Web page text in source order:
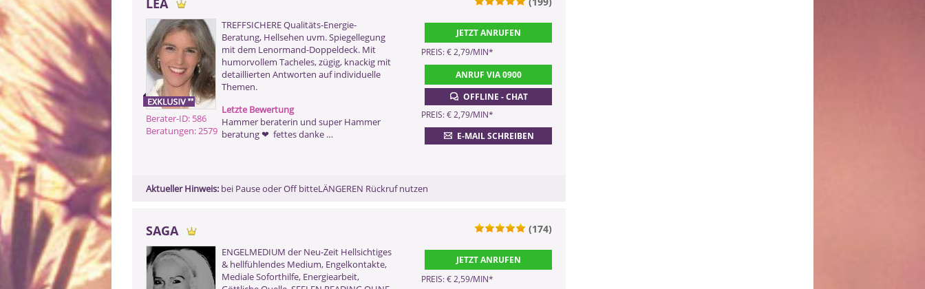
LEA
Berater-ID: 586
Beratungen: 2579
JETZT ANRUFEN
PREIS: € 2,79/MIN*
ANRUF VIA 0900
OFFLINE - CHAT
PREIS: € 2,79/MIN*
E-MAIL SCHREIBEN
0900 899 44 55 - 586
(2,99 €/Min)
0900 52 82 58 - 586
(2,17 €/Min ggf. abweichend aus dem
0901 52 82 58
(Dieser Anruf kostet Sie 2,50
CHF pro Minute)
ZURÜCK
TREFFSICHERE Qualitäts-Energie-
Beratung, Hellsehen uvm. Spiegellegung
mit dem Lenormand-Doppeldeck. Mit
humorvollem Tacheles, zügig, knackig mit
detaillierten Antworten auf individuelle
Themen.
Letzte Bewertung
Hammer beraterin und super Hammer
beratung ❤ ️ fettes danke …
Aktueller Hinweis: bei Pause oder Off bitteLÄNGEREN Rückruf nutzen
SAGA (174)
JETZT ANRUFEN
PREIS: € 2,59/MIN*
ZURÜCK
ENGELMEDIUM der Neu-Zeit Hellsichtiges
& hellfühlendes Medium, Engelkontakte,
Mediale Soforthilfe, Energiearbeit,